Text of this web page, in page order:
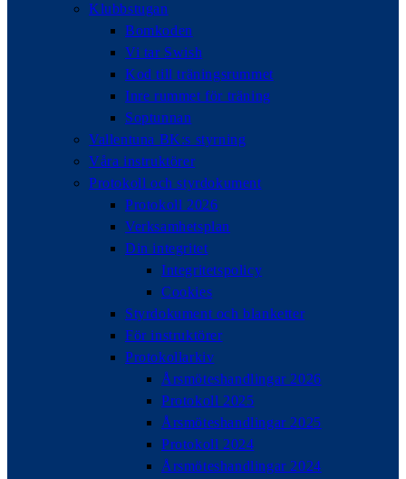
Klubbstugan
Bomkoden
Vi tar Swish
Kod till träningsrummet
Inre rummet för träning
Soptunnan
Vallentuna BK:s styrning
Våra instruktörer
Protokoll och styrdokument
Protokoll 2026
Verksamhetsplan
Din integritet
Integritetspolicy
Cookies
Styrdokument och blanketter
För instruktörer
Protokollarkiv
Årsmöteshandlingar 2026
Protokoll 2025
Årsmöteshandlingar 2025
Protokoll 2024
Årsmöteshandlingar 2024